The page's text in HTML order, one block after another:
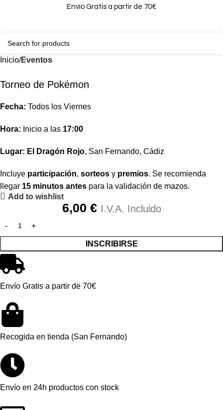
Envío Gratis a partir de 70€
Inicio Eventos
Torneo de Pokémon
Fecha: Todos los Viernes
Hora: Inicio a las 17:00
Lugar: El Dragón Rojo, San Fernando, Cádiz
Incluye participación, sorteos y premios. Se recomienda
llegar 15 minutos antes para la validación de mazos.
Add to wishlist
6,00 € I.V.A. Incluido
INSCRIBIRSE
Envío Gratis a partir de 70€
Recogida en tienda (San Fernando)
Envío en 24h productos con stock